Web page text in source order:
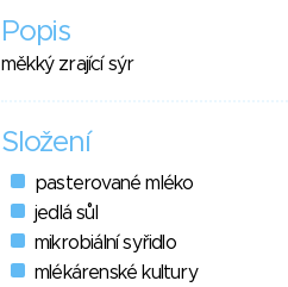
Popis
měkký zrající sýr
Složení
pasterované mléko
jedlá sůl
mikrobiální syřidlo
mlékárenské kultury